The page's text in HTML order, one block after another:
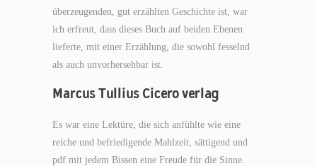
überzeugenden, gut erzählten Geschichte ist, war
ich erfreut, dass dieses Buch auf beiden Ebenen
lieferte, mit einer Erzählung, die sowohl fesselnd
als auch unvorhersehbar ist.
Marcus Tullius Cicero verlag
Es war eine Lektüre, die sich anfühlte wie eine
reiche und befriedigende Mahlzeit, sättigend und
pdf mit jedem Bissen eine Freude für die Sinne.